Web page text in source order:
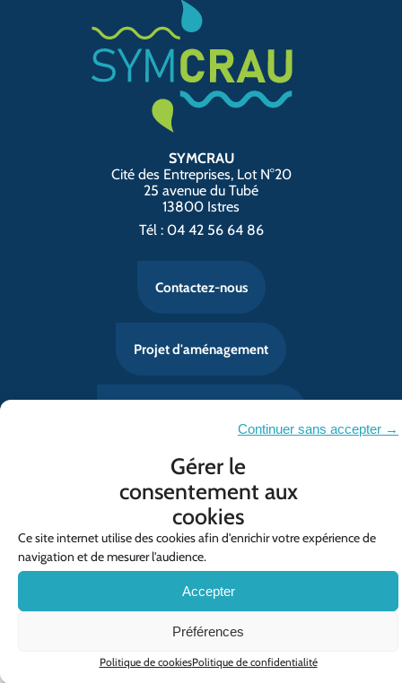
Gérer le
consentement aux
cookies
Ce site internet utilise des cookies afin d'enrichir votre expérience de
navigation et de mesurer l'audience.
Accepter
Continuer sans accepter →
Préférences
Politique de cookiesPolitique de confidentialité
SYMCRAU
Cité des Entreprises, Lot N°20
25 avenue du Tubé
13800 Istres
Tél : 04 42 56 64 86
Contactez-nous
Projet d'aménagement
Mentions légales
Politique de confidentialité
Contact
Politique de cookies (UE)